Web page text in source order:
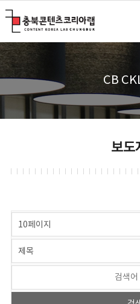
CB
보도